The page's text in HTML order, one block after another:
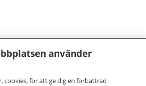
använder
cookies, för att ge dig en förbättrad